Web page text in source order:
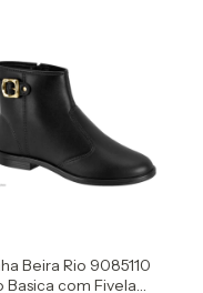
Beira Rio 9085110
Basica com Fivela